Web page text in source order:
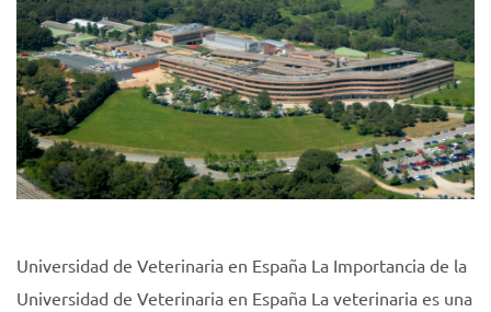
Universidad de Veterinaria en España La Importancia de la
Universidad de Veterinaria en España La veterinaria es una